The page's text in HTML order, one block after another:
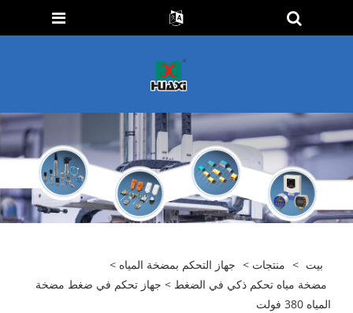
بيت > منتجات > جهاز التحكم بمضخة المياه >
مضخة مياه تحكم ذكي في الضغط > جهاز تحكم في ضغط مضخة
المياه 380 فولت